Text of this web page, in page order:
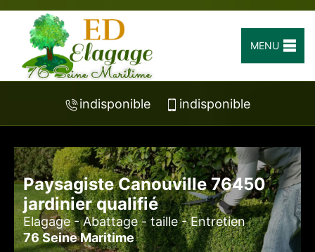
MENU
indisponible indisponible
Paysagiste Canouville 76450
jardinier qualifié
Elagage - Abattage - taille - Entretien
76 Seine Maritime